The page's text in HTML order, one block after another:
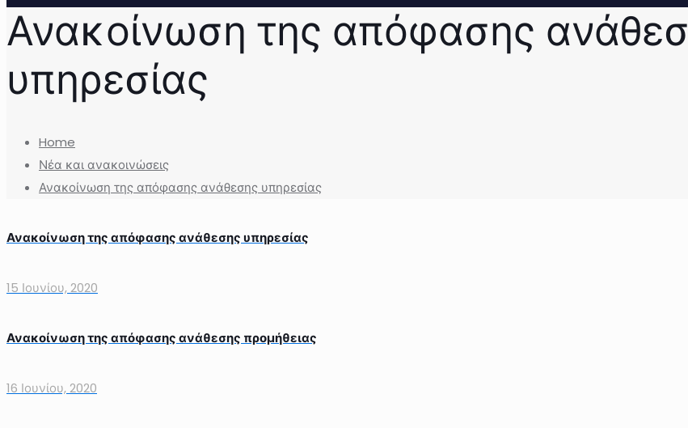
Ανακοίνωση της απόφασης
υπηρεσίας
Home
Νέα και ανακοινώσεις
Ανακοίνωση της απόφασης ανάθεσης υπηρεσίας
Ανακοίνωση της απόφασης ανάθεσης υπηρεσίας
15 Ιουνίου, 2020
Ανακοίνωση της απόφασης ανάθεσης προμήθειας
16 Ιουνίου, 2020